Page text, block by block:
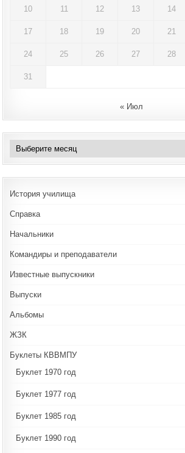
10 11 12 13 14
17 18 19 20 21
24 25 26 27 28
31
« Июл
Архивы
История училища
Справка
Начальники
Командиры и преподаватели
Известные выпускники
Выпуски
Альбомы
ЖЗК
Буклеты КВВМПУ
Буклет 1970 год
Буклет 1977 год
Буклет 1985 год
Буклет 1990 год